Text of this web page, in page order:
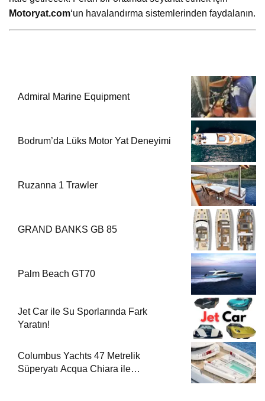
Motoryat.com‘un havalandırma sistemlerinden faydalanın.
Admiral Marine Equipment
Bodrum’da Lüks Motor Yat Deneyimi
Ruzanna 1 Trawler
GRAND BANKS GB 85
Palm Beach GT70
Jet Car ile Su Sporlarında Fark
Yaratın!
Columbus Yachts 47 Metrelik
Süperyatı Acqua Chiara ile